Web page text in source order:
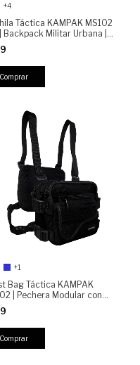
+4
Táctica KAMPAK MS102
Backpack Militar Urbana |
Laptop | Mochila
para Uso Diario, Viaje
Comprar
+1
Bag Táctica KAMPAK
| Pechera Modular con
Oculto, 4
Ajustable
Comprar